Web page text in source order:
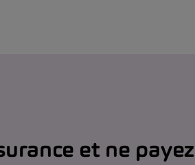
et ne payez